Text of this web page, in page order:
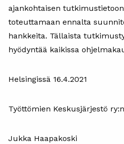
ajankohtaisen
toteuttamaan ennalta
hankkeita. Tällaista
hyödyntää kaikissa
Helsingissä 16.4.2021
Työttömien Keskusjärjestö
Jukka Haapakoski